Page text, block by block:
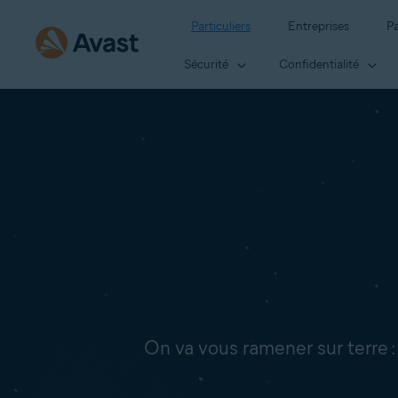
Particuliers Entreprises
Sécurité Confidentialité
On va vous ramener sur